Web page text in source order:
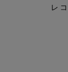
レ